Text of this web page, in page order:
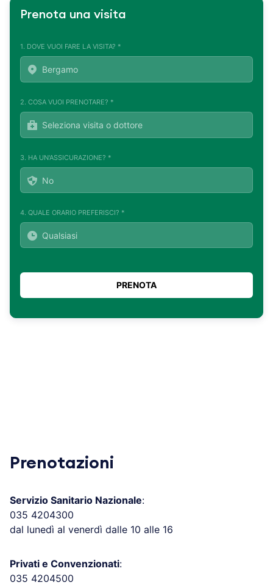
Prenota una visita
1. DOVE VUOI FARE LA VISITA? *
2. COSA VUOI PRENOTARE? *
3. HA UN'ASSICURAZIONE? *
4. QUALE ORARIO PREFERISCI? *
Prenotazioni
Servizio Sanitario Nazionale:
035 4204300
dal lunedì al venerdì dalle 10 alle 16
Privati e Convenzionati:
035 4204500